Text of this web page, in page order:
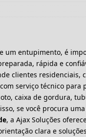
um entupimento, é
rápida e
clientes residenciais,
serviço técnico para
caixa de gordura,
se você procura uma
, a Ajax Soluções
clara e